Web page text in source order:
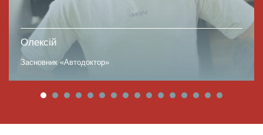
Олексій
Засновник «Автодоктор»